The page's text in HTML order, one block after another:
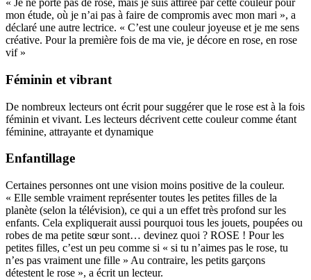
« Je ne porte pas de rose, mais je suis attirée par cette couleur pour
mon étude, où je n’ai pas à faire de compromis avec mon mari », a
déclaré une autre lectrice. « C’est une couleur joyeuse et je me sens
créative. Pour la première fois de ma vie, je décore en rose, en rose
vif »
Féminin et vibrant
De nombreux lecteurs ont écrit pour suggérer que le rose est à la fois
féminin et vivant. Les lecteurs décrivent cette couleur comme étant
féminine, attrayante et dynamique
Enfantillage
Certaines personnes ont une vision moins positive de la couleur.
« Elle semble vraiment représenter toutes les petites filles de la
planète (selon la télévision), ce qui a un effet très profond sur les
enfants. Cela expliquerait aussi pourquoi tous les jouets, poupées ou
robes de ma petite sœur sont… devinez quoi ? ROSE ! Pour les
petites filles, c’est un peu comme si « si tu n’aimes pas le rose, tu
n’es pas vraiment une fille » Au contraire, les petits garçons
détestent le rose », a écrit un lecteur.